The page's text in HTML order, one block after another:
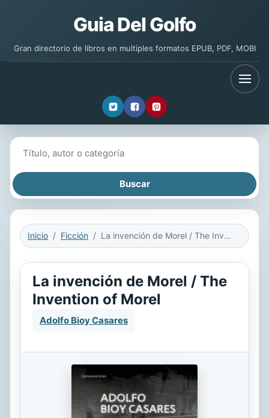
Guia Del Golfo
Gran directorio de libros en multiples formatos EPUB, PDF, MOBI
Inicio Ficción La invención de Morel / The Invention of Morel
La invención de Morel / The
Invention of Morel
Adolfo Bioy Casares